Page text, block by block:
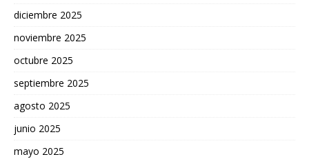
diciembre 2025
noviembre 2025
octubre 2025
septiembre 2025
agosto 2025
junio 2025
mayo 2025